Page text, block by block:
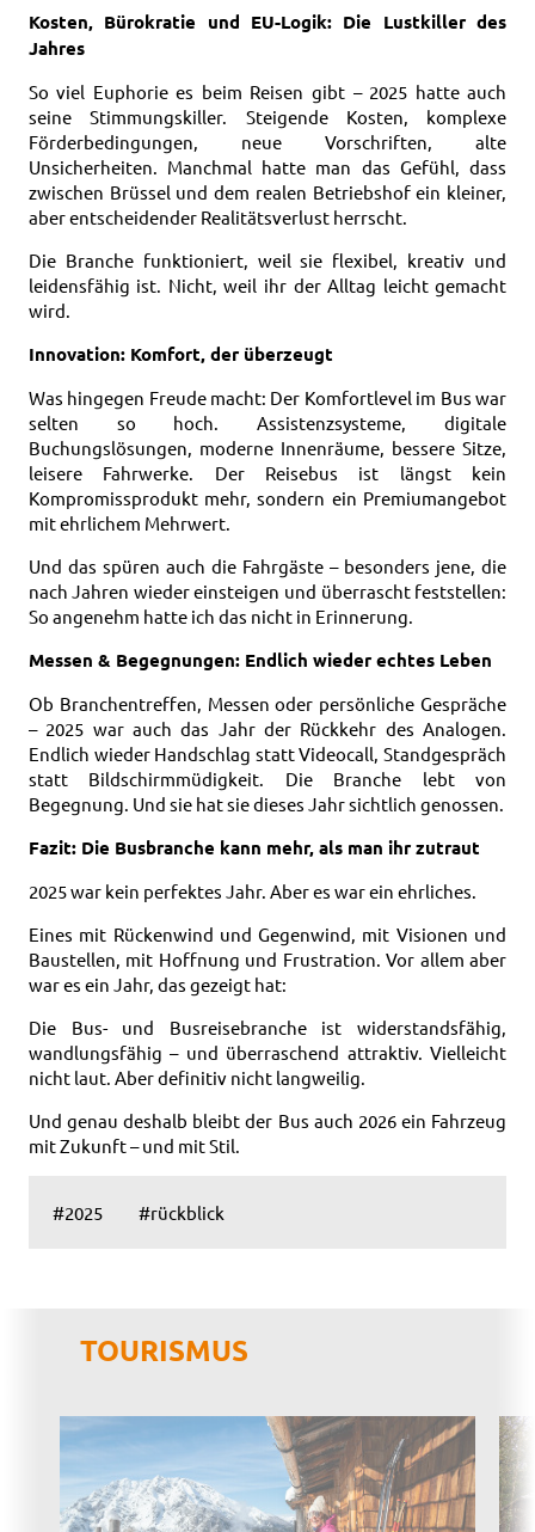
Kosten, Bürokratie und EU-Logik: Die Lustkiller des
Jahres
So viel Euphorie es beim Reisen gibt – 2025 hatte auch
seine Stimmungskiller. Steigende Kosten, komplexe
Förderbedingungen, neue Vorschriften, alte
Unsicherheiten. Manchmal hatte man das Gefühl, dass
zwischen Brüssel und dem realen Betriebshof ein kleiner,
aber entscheidender Realitätsverlust herrscht.
Die Branche funktioniert, weil sie flexibel, kreativ und
leidensfähig ist. Nicht, weil ihr der Alltag leicht gemacht
wird.
Innovation: Komfort, der überzeugt
Was hingegen Freude macht: Der Komfortlevel im Bus war
selten so hoch.Assistenzsysteme, digitale
Buchungslösungen, moderne Innenräume, bessere Sitze,
leisere Fahrwerke. Der Reisebus ist längst kein
Kompromissprodukt mehr, sondern ein Premiumangebot
mit ehrlichem Mehrwert.
Und das spüren auch die Fahrgäste – besonders jene, die
nach Jahren wieder einsteigen und überrascht feststellen:
So angenehm hatte ich das nicht in Erinnerung.
Messen & Begegnungen: Endlich wieder echtes Leben
Ob Branchentreffen, Messen oder persönliche Gespräche
– 2025 war auch das Jahr der Rückkehr des Analogen.
Endlich wieder Handschlag statt Videocall, Standgespräch
statt Bildschirmmüdigkeit. Die Branche lebt von
Begegnung. Und sie hat sie dieses Jahr sichtlich genossen.
Fazit: Die Busbranche kann mehr, als man ihr zutraut
2025 war kein perfektes Jahr. Aber es war ein ehrliches.
Eines mit Rückenwind und Gegenwind, mit Visionen und
Baustellen, mit Hoffnung und Frustration. Vor allem aber
war es ein Jahr, das gezeigt hat:
Die Bus- und Busreisebranche ist widerstandsfähig,
wandlungsfähig – und überraschend attraktiv. Vielleicht
nicht laut. Aber definitiv nicht langweilig.
Und genau deshalb bleibt der Bus auch 2026 ein Fahrzeug
mit Zukunft – und mit Stil.
#2025 #rückblick
TOURISMUS